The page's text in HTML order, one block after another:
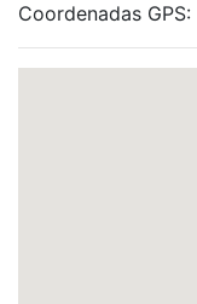
Coordenadas GPS: